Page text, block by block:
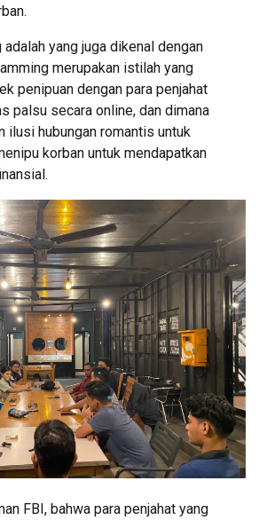
adalah yang juga dikenal dengan
merupakan istilah yang
penipuan dengan para penjahat
palsu secara online, dan dimana
ilusi hubungan romantis untuk
korban untuk mendapatkan
FBI, bahwa para penjahat yang